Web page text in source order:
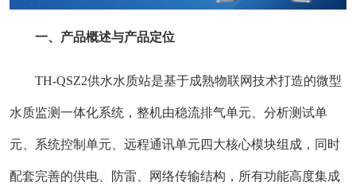
一、产品概述与产品定位
TH-QSZ2供水水质站是基于成熟物联网技术打造的微型
水质监测一体化系统，整机由稳流排气单元、分析测试单
元、系统控制单元、远程通讯单元四大核心模块组成，同时
配套完善的供电、防雷、网络传输结构，所有功能高度集成